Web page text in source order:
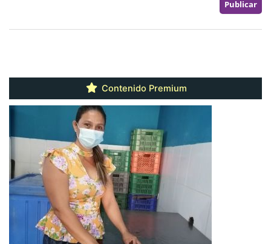
Contenido Premium